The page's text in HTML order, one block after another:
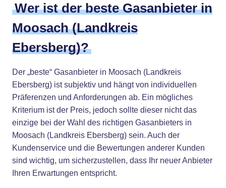
Wer ist der beste Gasanbieter in
Moosach (Landkreis
Ebersberg)?
Der „beste“ Gasanbieter in Moosach (Landkreis
Ebersberg) ist subjektiv und hängt von individuellen
Präferenzen und Anforderungen ab. Ein mögliches
Kriterium ist der Preis, jedoch sollte dieser nicht das
einzige bei der Wahl des richtigen Gasanbieters in
Moosach (Landkreis Ebersberg) sein. Auch der
Kundenservice und die Bewertungen anderer Kunden
sind wichtig, um sicherzustellen, dass Ihr neuer Anbieter
Ihren Erwartungen entspricht.